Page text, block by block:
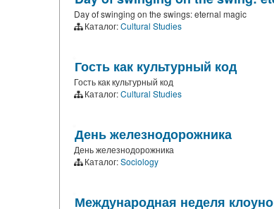
Day of swinging on the swings: eternal magic
Каталог:Cultural Studies
Гость как культурный код
Гость как культурный код
Каталог:Cultural Studies
День железнодорожника
День железнодорожника
Каталог:Sociology
Международная неделя